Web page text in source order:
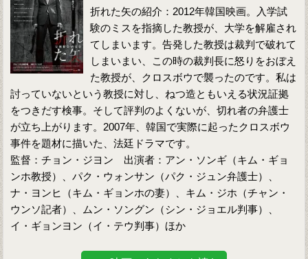
折れた矢の紹介：2012年韓国映画。入学試
験のミスを指摘した教授が、大学を解雇され
てしまいます。告発した教授は裁判で破れて
しまいまい、この時の裁判長に怒りをおぼえ
た教授が、クロスボウで襲ったのです。私は
討っていないという教授に対し、ねつ造ともいえる状況証拠
をつきだす検事。そして評判のよくないが、切れ者の弁護士
が立ち上がります。2007年、韓国で実際に起ったクロスボウ
事件を題材に描いた、法廷ドラマです。
監督：チョン・ジヨン 出演者：アン・ソンギ（キム・ギョ
ンホ教授）、パク・ウォンサン（パク・ジュン弁護士）、
ナ・ヨンヒ（キム・ギョンホの妻）、キム・ジホ（チャン・
ウンソ記者）、ムン・ソングン（シン・ジョエル判事）、
イ・ギョンヨン（イ・テウ判事）ほか